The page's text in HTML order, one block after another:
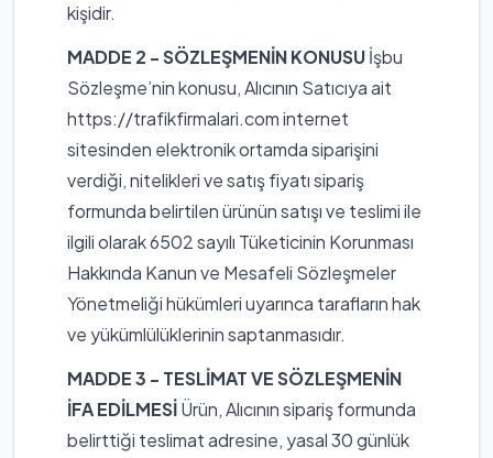
kişidir.
MADDE 2 - SÖZLEŞMENİN KONUSUİşbu
Sözleşme’nin konusu, Alıcının Satıcıya ait
https://trafikfirmalari.com internet
sitesinden elektronik ortamda siparişini
verdiği, nitelikleri ve satış fiyatı sipariş
formunda belirtilen ürünün satışı ve teslimi ile
ilgili olarak 6502 sayılı Tüketicinin Korunması
Hakkında Kanun ve Mesafeli Sözleşmeler
Yönetmeliği hükümleri uyarınca tarafların hak
ve yükümlülüklerinin saptanmasıdır.
MADDE 3 - TESLİMAT VE SÖZLEŞMENİN
İFA EDİLMESİÜrün, Alıcının sipariş formunda
belirttiği teslimat adresine, yasal 30 günlük